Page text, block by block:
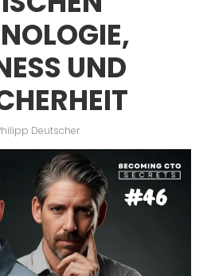
UND
Deutscher